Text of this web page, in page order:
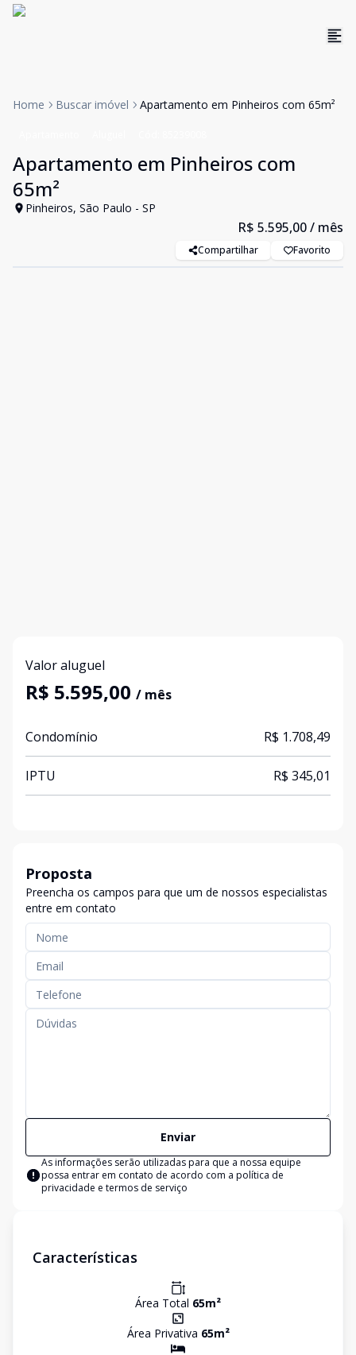
Home Buscar imóvel Apartamento em Pinheiros com 65m²
Apartamento em Pinheiros com
65m²
Pinheiros, São Paulo - SP
R$ 5.595,00/ mês
Compartilhar Favorito
Valor aluguel
R$ 5.595,00 / mês
Condomínio R$ 1.708,49
IPTU R$ 345,01
Proposta
Preencha os campos para que um de nossos especialistas
entre em contato
Enviar
As informações serão utilizadas para que a nossa equipe
possa entrar em contato de acordo com a política de
privacidade e termos de serviço
Características
Área Total 65m²
Área Privativa 65m²